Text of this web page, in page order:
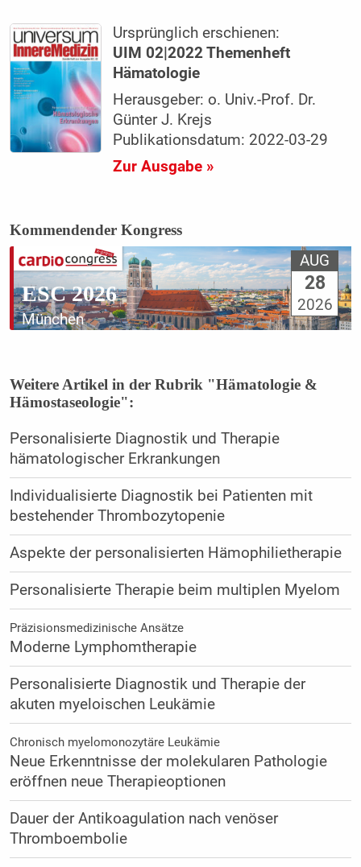
Ursprünglich erschienen:
UIM 02|2022 Themenheft
Hämatologie
Herausgeber: o. Univ.-Prof. Dr.
Günter J. Krejs
Publikationsdatum: 2022-03-29
Zur Ausgabe »
Kommendender Kongress
ESC 2026
München
AUG
28
2026
Weitere Artikel in der Rubrik "Hämatologie &
Hämostaseologie":
Personalisierte Diagnostik und Therapie
hämatologischer Erkrankungen
Individualisierte Diagnostik bei Patienten mit
bestehender Thrombozytopenie
Aspekte der personalisierten Hämophilietherapie
Personalisierte Therapie beim multiplen Myelom
Präzisionsmedizinische Ansätze
Moderne Lymphomtherapie
Personalisierte Diagnostik und Therapie der
akuten myeloischen Leukämie
Chronisch myelomonozytäre Leukämie
Neue Erkenntnisse der molekularen Pathologie
eröffnen neue Therapieoptionen
Dauer der Antikoagulation nach venöser
Thromboembolie